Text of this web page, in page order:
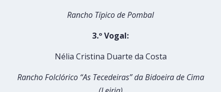
Rancho Típico de Pombal
3.º Vogal:
Nélia Cristina Duarte da Costa
Rancho Folclórico “As Tecedeiras” da Bidoeira de Cima